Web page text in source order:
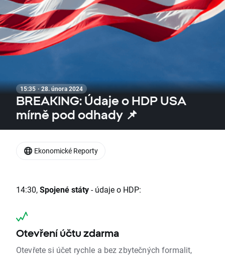
15:35 · 28. února 2024
BREAKING: Údaje o HDP USA
mírně pod odhady 📌
14:30,Spojené státy- údaje o HDP:
Otevření účtu zdarma
Otevřete si účet rychle a bez zbytečných formalit,
Ekonomické Reporty